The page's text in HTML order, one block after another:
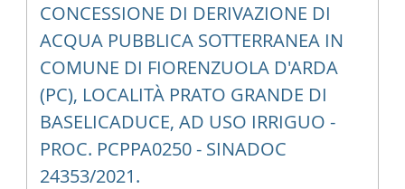
CONCESSIONE DI DERIVAZIONE DI
ACQUA PUBBLICA SOTTERRANEA IN
COMUNE DI FIORENZUOLA D'ARDA
(PC), LOCALITÀ PRATO GRANDE DI
BASELICADUCE, AD USO IRRIGUO -
PROC. PCPPA0250 - SINADOC
24353/2021.